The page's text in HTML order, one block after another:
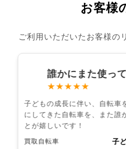
お客様
ご利用いただいたお客様の
誰かにまた使っ
★★★★★
子どもの成長に伴い、自転車
にしてきた自転車を、また誰
とが嬉しいです！
買取自転車 子